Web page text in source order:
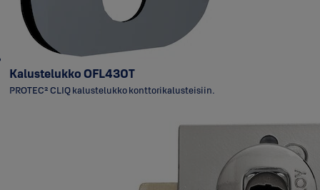
Kalustelukko OFL430T
PROTEC² CLIQ kalustelukko konttorikalusteisiin.